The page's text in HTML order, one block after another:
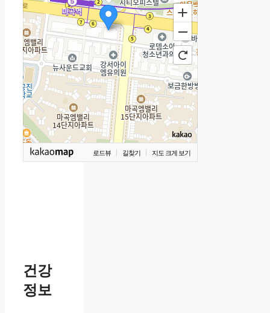
로드뷰 길찾기 지도 크게 보기
건강
정보